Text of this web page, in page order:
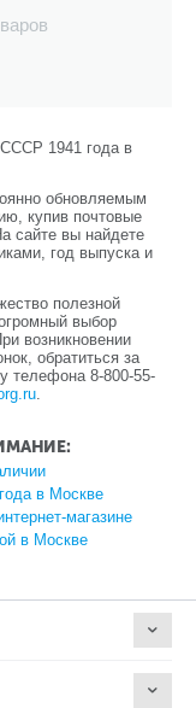
1941 года в
обновляемым
купив почтовые
сайте вы найдете
год выпуска и
полезной
выбор
возникновении
обратиться за
телефона 8-800-55-
.
в Москве
магазине
в Москве